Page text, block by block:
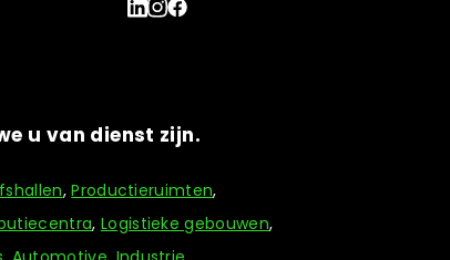
u van dienst zijn.
,Productieruimten,
, Logistieke gebouwen,